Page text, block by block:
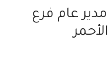
عام فرع